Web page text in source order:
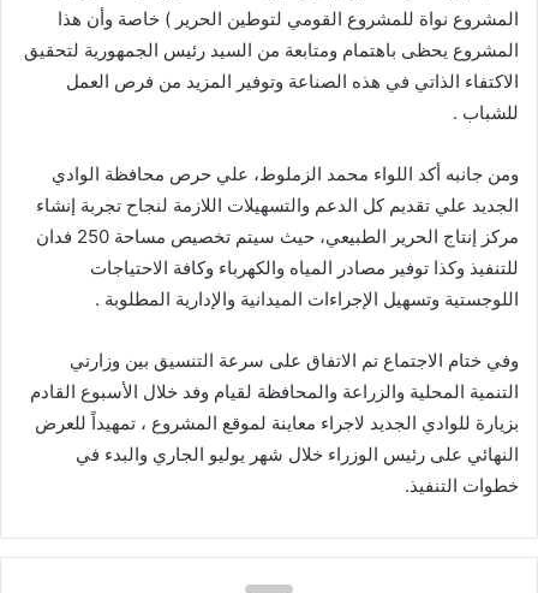
المشروع نواة للمشروع القومي لتوطين الحرير ) خاصة وأن هذا
المشروع يحظى باهتمام ومتابعة من السيد رئيس الجمهورية لتحقيق
الاكتفاء الذاتي في هذه الصناعة وتوفير المزيد من فرص العمل
للشباب .
ومن جانبه أكد اللواء محمد الزملوط، علي حرص محافظة الوادي
الجديد علي تقديم كل الدعم والتسهيلات اللازمة لنجاح تجربة إنشاء
مركز إنتاج الحرير الطبيعي، حيث سيتم تخصيص مساحة 250 فدان
للتنفيذ وكذا توفير مصادر المياه والكهرباء وكافة الاحتياجات
اللوجستية وتسهيل الإجراءات الميدانية والإدارية المطلوبة .
وفي ختام الاجتماع تم الاتفاق على سرعة التنسيق بين وزارتي
التنمية المحلية والزراعة والمحافظة لقيام وفد خلال الأسبوع القادم
بزيارة للوادي الجديد لاجراء معاينة لموقع المشروع ، تمهيداً للعرض
النهائي على رئيس الوزراء خلال شهر يوليو الجاري والبدء في
خطوات التنفيذ.